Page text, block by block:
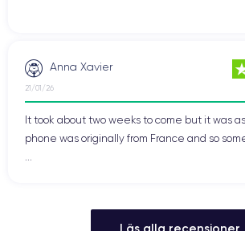
Anna Xavier
21/01/26
It took about two weeks to come but it was
phone was originally from France and so